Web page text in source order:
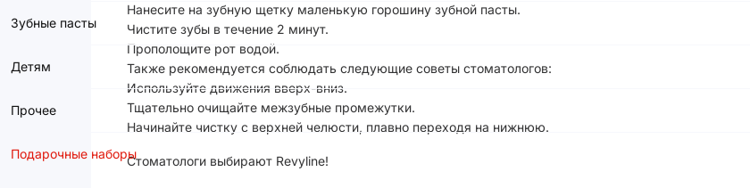
Зубные пасты
Детям
Прочее
Подарочные наборы
Нанесите на зубную щетку маленькую горошину зубной пасты.
Чистите зубы в течение 2 минут.
Прополощите рот водой.
Также рекомендуется соблюдать следующие советы стоматологов:
Используйте движения вверх-вниз.
Тщательно очищайте межзубные промежутки.
Начинайте чистку с верхней челюсти, плавно переходя на нижнюю.
Стоматологи выбирают Revyline!